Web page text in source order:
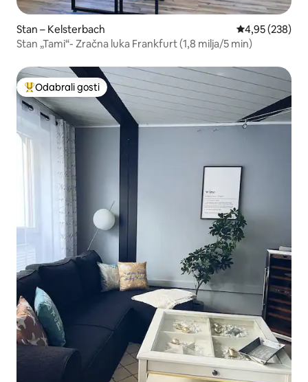
Stan – Kelsterbach Prosječna
4,95 (238)
Stan „Tami“- Zračna luka Frankfurt (1,8 milja/5 min)
Među najviše rangiranima s oznakom „Odabrali gosti”
Odabrali gosti